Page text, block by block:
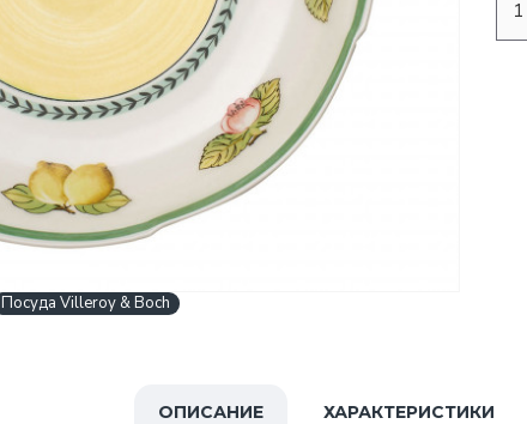
Посуда Villeroy & Boch
ОПИСАНИЕ ХАРАКТЕРИСТИКИ